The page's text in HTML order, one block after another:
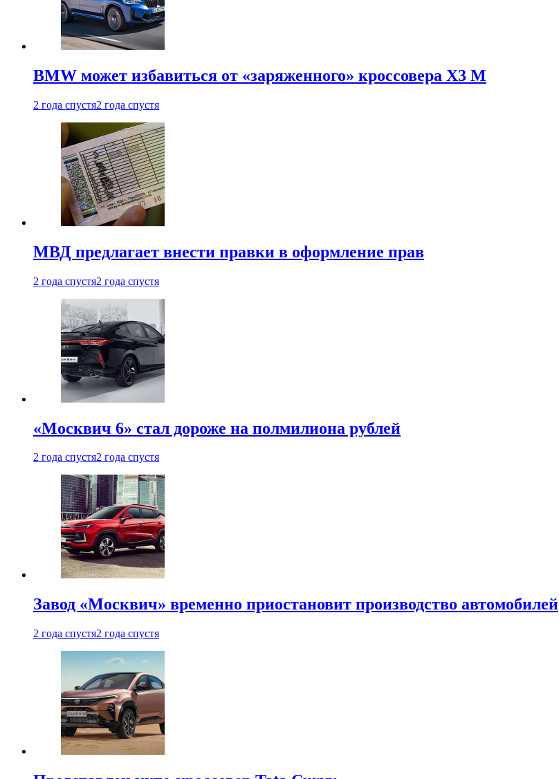
BMW может избавиться от «заряженного» кроссовера X3 M
2 года спустя2 года спустя
МВД предлагает внести правки в оформление прав
2 года спустя2 года спустя
«Москвич 6» стал дороже на полмилиона рублей
2 года спустя2 года спустя
Завод «Москвич» временно приостановит производство автомобилей
2 года спустя2 года спустя